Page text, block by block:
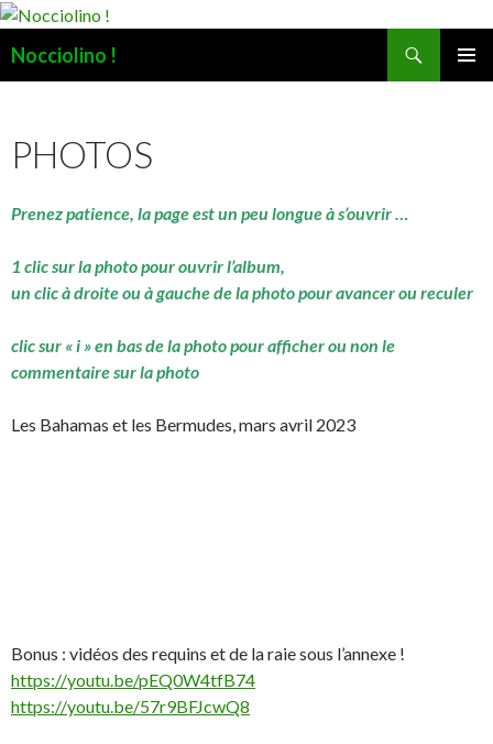
Nocciolino !
PHOTOS
Prenez patience, la page est un peu longue à s’ouvrir …
1 clic sur la photo pour ouvrir l’album,
un clic à droite ou à gauche de la photo pour avancer ou reculer
clic sur « i » en bas de la photo pour afficher ou non le
commentaire sur la photo
Les Bahamas et les Bermudes, mars avril 2023
Bonus : vidéos des requins et de la raie sous l’annexe !
https://youtu.be/pEQ0W4tfB74
https://youtu.be/57r9BFJcwQ8